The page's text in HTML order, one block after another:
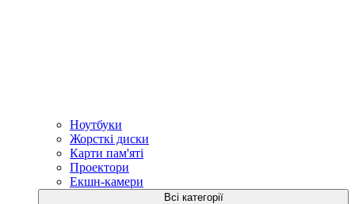
Ноутбуки
Жорсткі диски
Карти пам'яті
Проектори
Екшн-камери
Всі категорії